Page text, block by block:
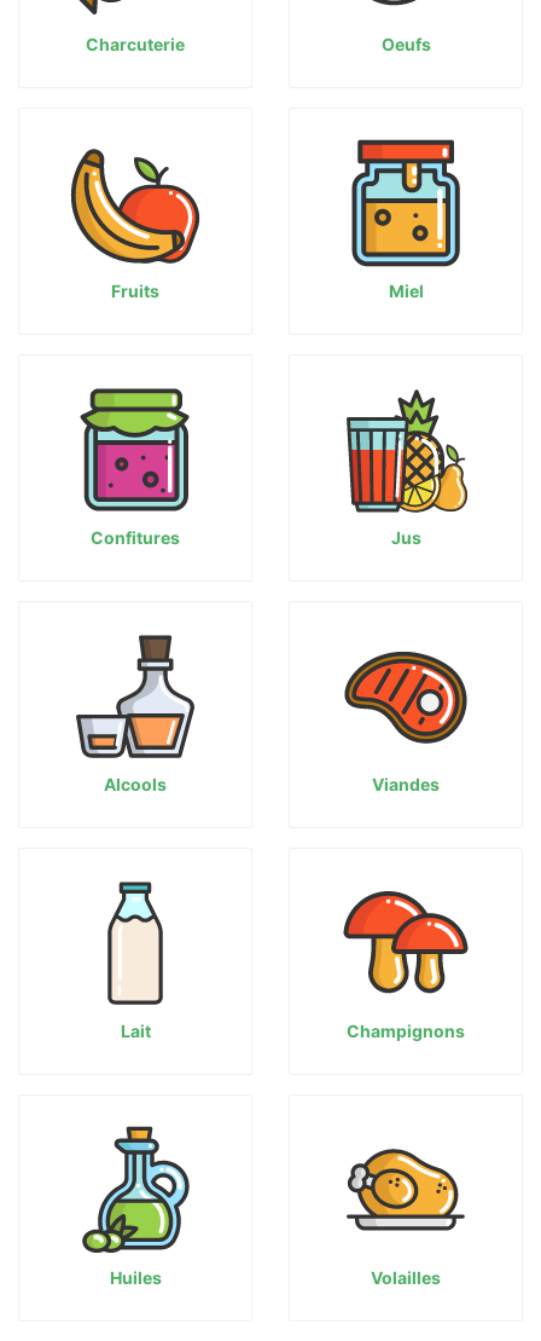
Charcuterie Oeufs
Fruits Miel
Confitures Jus
Alcools Viandes
Lait Champignons
Huiles Volailles